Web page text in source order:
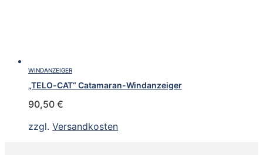
WINDANZEIGER
„TELO-CAT“ Catamaran-Windanzeiger
90,50 €
zzgl. Versandkosten